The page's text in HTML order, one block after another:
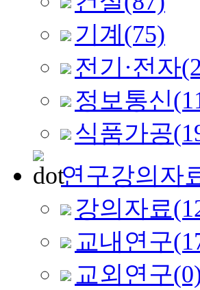
기계 (75)
전기·전자
정보통신
식품가공
연구강의자
강의자료
교내연구
교외연구